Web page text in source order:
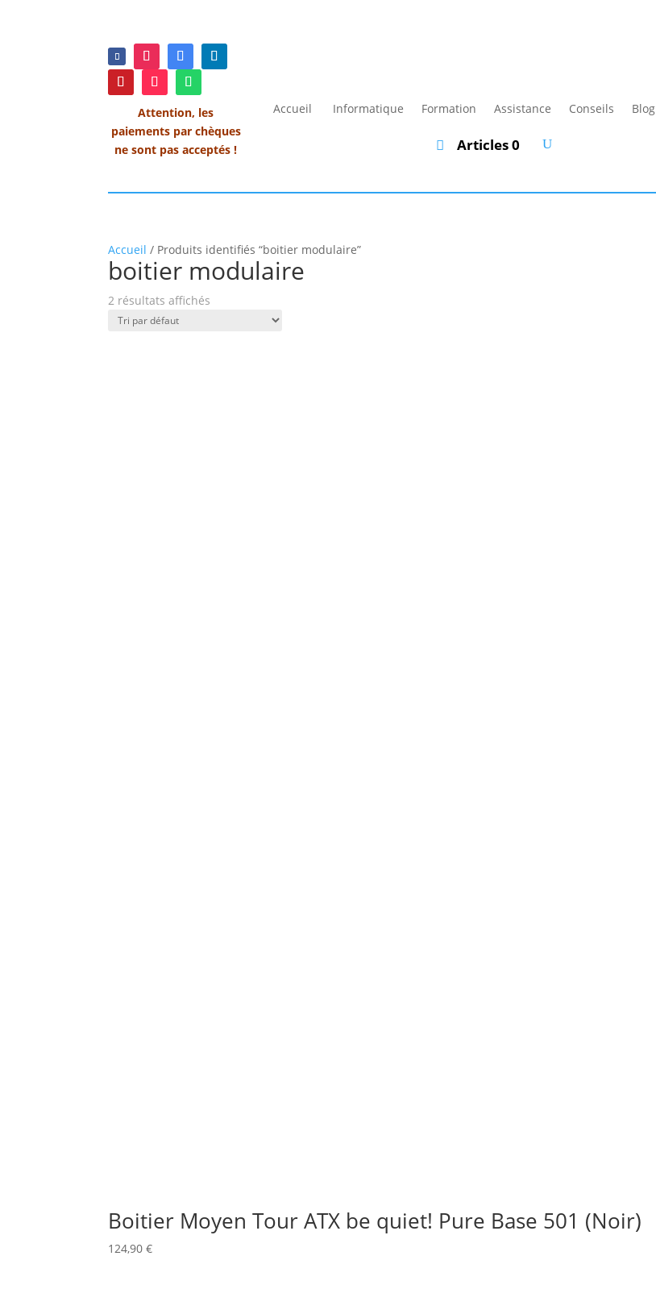
Attention, les
paiements par chèques
ne sont pas acceptés !
Accueil Informatique Formation Assistance Conseils Blog
Articles 0
Accueil / Produits identifiés “boitier modulaire”
boitier modulaire
2 résultats affichés
Boitier Moyen Tour ATX be quiet! Pure Base 501 (Noir)
124,90€